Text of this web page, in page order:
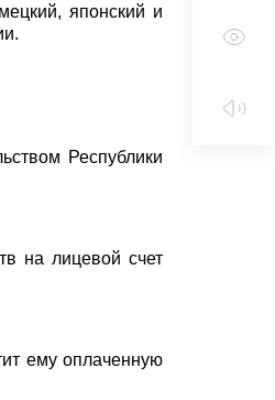
японский и
Республики
на лицевой счет
ему оплаченную